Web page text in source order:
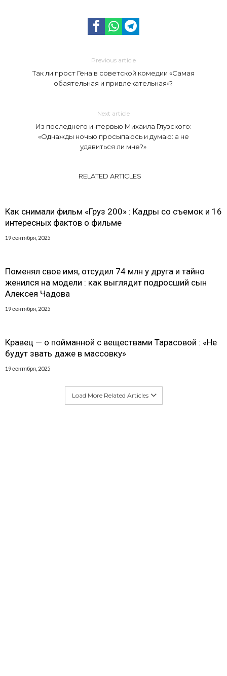
Previous article
Так ли прост Гена в советской комедии «Самая
обаятельная и привлекательная»?
Next article
Из последнего интервью Михаила Глузского:
«Однажды ночью просыпаюсь и думаю: а не
удавиться ли мне?»
RELATED ARTICLES
Как снимали фильм «Груз 200» : Кадры со съемок и 16
интересных фактов о фильме
19 сентября, 2025
Поменял свое имя, отсудил 74 млн у друга и тайно
женился на модели : как выглядит подросший сын
Алексея Чадова
19 сентября, 2025
Кравец — о пойманной с веществами Тарасовой : «Не
будут звать даже в массовку»
19 сентября, 2025
Load More Related Articles